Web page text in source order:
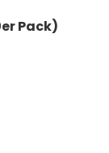
Pack)